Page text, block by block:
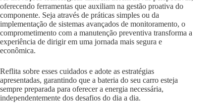
oferecendo ferramentas que auxiliam na gestão proativa do
componente. Seja através de práticas simples ou da
implementação de sistemas avançados de monitoramento, o
comprometimento com a manutenção preventiva transforma a
experiência de dirigir em uma jornada mais segura e
econômica.
Reflita sobre esses cuidados e adote as estratégias
apresentadas, garantindo que a bateria do seu carro esteja
sempre preparada para oferecer a energia necessária,
independentemente dos desafios do dia a dia.